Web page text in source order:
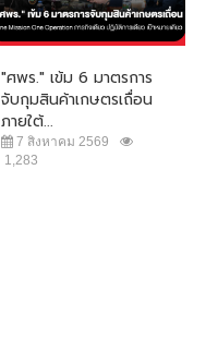
"ศพร." เข้ม 6 มาตรการ
จับกุมสินค้าเกษตรเถื่อน
ภายใต้...
7 สิงหาคม 2569
1,283